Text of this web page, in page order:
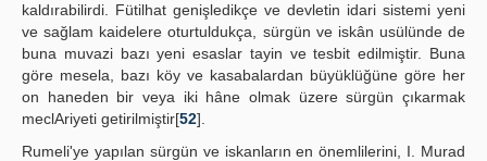
kaldırabilirdi. Fütilhat genişledikçe ve devletin idari sistemi yeni
ve sağlam kaidelere oturtuldukça, sürgün ve iskân usülünde de
buna muvazi bazı yeni esaslar tayin ve tesbit edilmiştir. Buna
göre mesela, bazı köy ve kasabalardan büyüklüğüne göre her
on haneden bir veya iki hâne olmak üzere sürgün çıkarmak
meclAriyeti getirilmiştir[52].
Rumeli'ye yapılan sürgün ve iskanların en önemlilerini, I. Murad